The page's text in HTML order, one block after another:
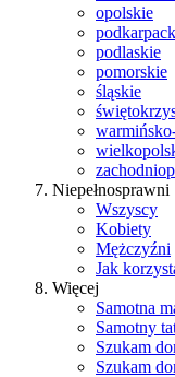
opolskie
podlaskie
pomorskie
śląskie
Niepełnosprawni
Wszyscy
Kobiety
Mężczyźni
Jak
Więcej
Samotna
Samotny
Szukam
Szukam